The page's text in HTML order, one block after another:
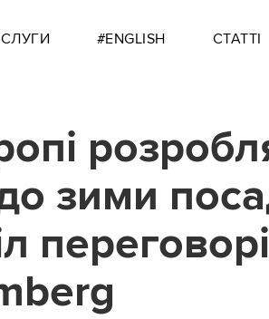
#ENGLISH СТАТТІ
зими